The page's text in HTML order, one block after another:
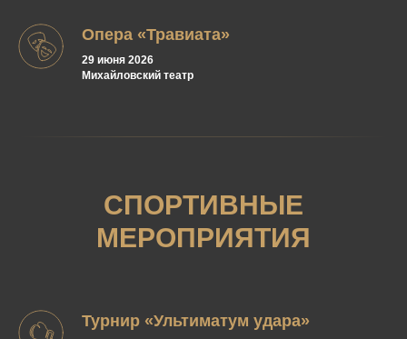
Опера «Травиата»
29 июня 2026
Михайловский театр
СПОРТИВНЫЕ
МЕРОПРИЯТИЯ
Турнир «Ультиматум удара»